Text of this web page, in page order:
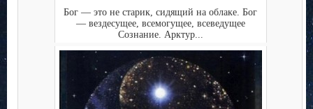
Бог — это не старик, сидящий на облаке. Бог
— вездесущее, всемогущее, всеведущее
Сознание. Арктур...